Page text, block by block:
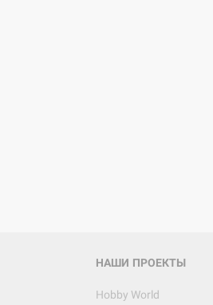
НАШИ ПРОЕКТЫ
Hobby World